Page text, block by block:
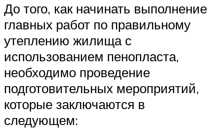
До того, как начинать выполнение
главных работ по правильному
утеплению жилища с
использованием пенопласта,
необходимо проведение
подготовительных мероприятий,
которые заключаются в
следующем: